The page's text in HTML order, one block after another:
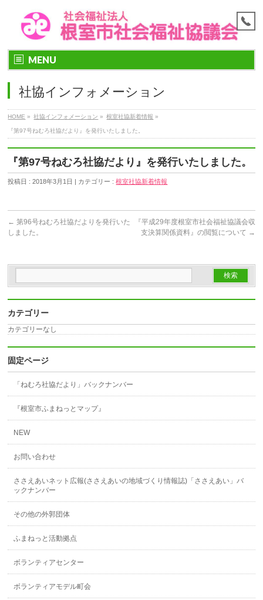
MENU
社協インフォメーション
HOME » 社協インフォメーション » 根室社協新着情報 »
『第97号ねむろ社協だより』を発行いたしました。
『第97号ねむろ社協だより』を発行いたしました。
投稿日 : 2018年3月1日 | カテゴリー :根室社協新着情報
← 第96号ねむろ社協だよりを発行いた
しました。
『平成29年度根室市社会福祉協議会収
支決算関係資料』の閲覧について →
カテゴリー
カテゴリーなし
固定ページ
「ねむろ社協だより」バックナンバー
『根室市ふまねっとマップ』
NEW
お問い合わせ
ささえあいネット広報(ささえあいの地域づくり情報誌)「ささえあい」バ
ックナンバー
その他の外郭団体
ふまねっと活動拠点
ボランティアセンター
ボランティアモデル町会